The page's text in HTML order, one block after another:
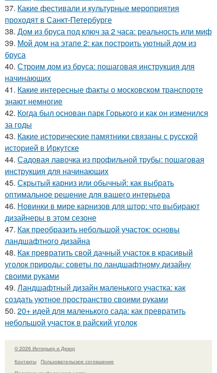
37. Какие фестивали и культурные мероприятия
проходят в Санкт-Петербурге
38. Дом из бруса под ключ за 2 часа: реальность или миф
39. Мой дом на этапе 2: как построить уютный дом из
бруса
40. Строим дом из бруса: пошаговая инструкция для
начинающих
41. Какие интересные факты о московском транспорте
знают немногие
42. Когда был основан парк Горького и как он изменился
за годы
43. Какие исторические памятники связаны с русской
историей в Иркутске
44. Садовая лавочка из профильной трубы: пошаговая
инструкция для начинающих
45. Скрытый карниз или обычный: как выбрать
оптимальное решение для вашего интерьера
46. Новинки в мире карнизов для штор: что выбирают
дизайнеры в этом сезоне
47. Как преобразить небольшой участок: основы
ландшафтного дизайна
48. Как превратить свой дачный участок в красивый
уголок природы: советы по ландшафтному дизайну
своими руками
49. Ландшафтный дизайн маленького участка: как
создать уютное пространство своими руками
50. 20+ идей для маленького сада: как превратить
небольшой участок в райский уголок
© 2026 Интерьер и Декор
Контакты
Пользовательское соглашение